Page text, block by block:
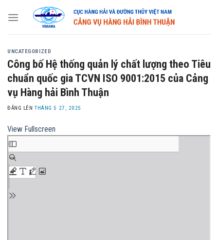
UNCATEGORIZED
Công bố Hệ thống quản lý chất lượng theo Tiêu
chuẩn quốc gia TCVN ISO 9001:2015 của Cảng
vụ Hàng hải Bình Thuận
ĐĂNG LÊNTHÁNG 5 27, 2025
View Fullscreen